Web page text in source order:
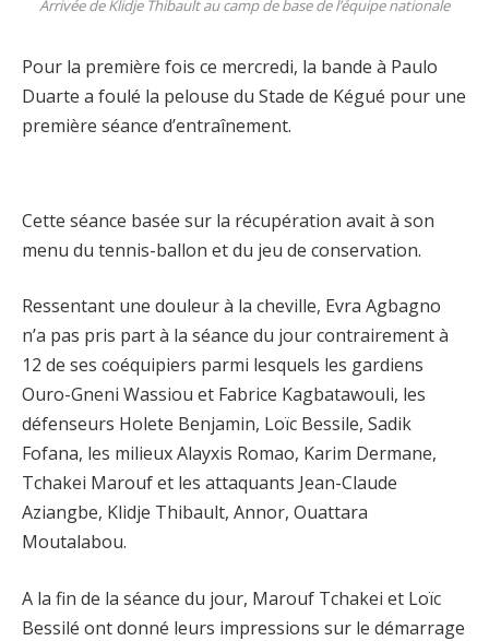
Arrivée de Klidje Thibault au camp de base de l’équipe nationale
Pour la première fois ce mercredi, la bande à Paulo
Duarte a foulé la pelouse du Stade de Kégué pour une
première séance d’entraînement.
Cette séance basée sur la récupération avait à son
menu du tennis-ballon et du jeu de conservation.
Ressentant une douleur à la cheville, Evra Agbagno
n’a pas pris part à la séance du jour contrairement à
12 de ses coéquipiers parmi lesquels les gardiens
Ouro-Gneni Wassiou et Fabrice Kagbatawouli, les
défenseurs Holete Benjamin, Loïc Bessile, Sadik
Fofana, les milieux Alayxis Romao, Karim Dermane,
Tchakei Marouf et les attaquants Jean-Claude
Aziangbe, Klidje Thibault, Annor, Ouattara
Moutalabou.
A la fin de la séance du jour, Marouf Tchakei et Loïc
Bessilé ont donné leurs impressions sur le démarrage